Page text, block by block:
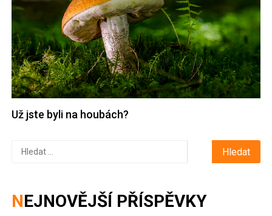
Už jste byli na houbách?
Vyhledávání
NEJNOVĚJŠÍ PŘÍSPĚVKY